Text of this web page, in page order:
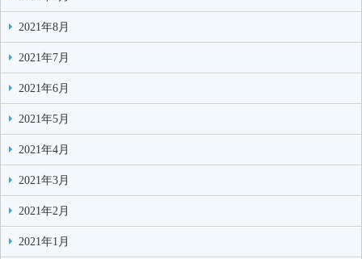
2021年8月
2021年7月
2021年6月
2021年5月
2021年4月
2021年3月
2021年2月
2021年1月